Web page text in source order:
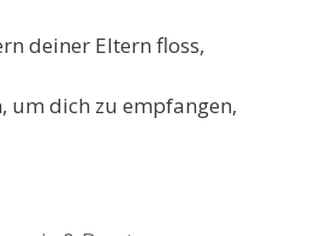
deiner Eltern floss,
um dich zu empfangen,